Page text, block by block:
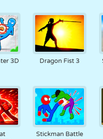
3D Dragon Fist 3
Stickman Battle